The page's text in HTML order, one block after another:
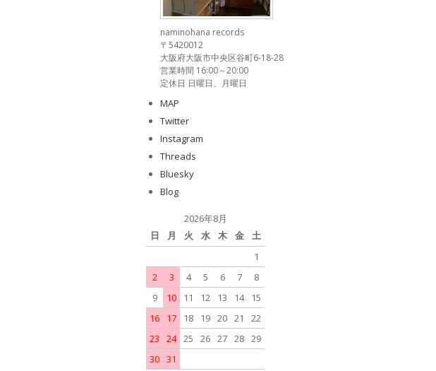
naminohana records
〒5420012
大阪府大阪市中央区谷町6-18-28
営業時間 16:00～20:00
定休日 日曜日、月曜日
MAP
Twitter
Instagram
Threads
Bluesky
Blog
2026年8月
日
月 火 水 木 金
土
1
2
3 4 5 6 7
8
9
10 11 12 13 14
15
16
17 18 19 20 21
22
23
24 25 26 27 28 29
30 31